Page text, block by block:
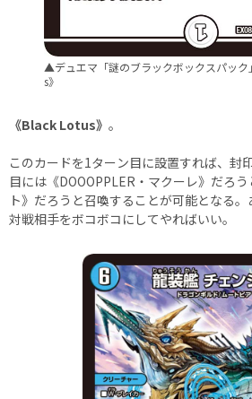
▲デュエマ「謎のブラックボックスパッ
s》
《Black Lotus》 。
このカードを1ターン目に設置すれば、封
目には《DOOOPPLER・マクーレ》だろ
ト》だろうと召喚することが可能となる
対戦相手をボコボコにしてやればいい。